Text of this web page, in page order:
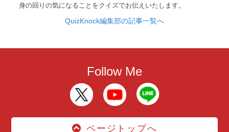
身の回りの気になることをクイズでお伝えいたします。
QuizKnock編集部の記事一覧へ
Follow Me
ページトップへ